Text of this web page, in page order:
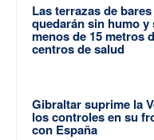
Las terrazas de
quedarán sin humo y
menos de 15 metros
centros de salud
Gibraltar suprime la
los controles en su
con España